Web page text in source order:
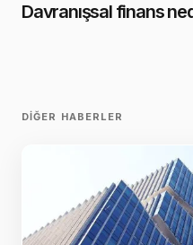
Davranışsal finans
DIĞER HABERLER